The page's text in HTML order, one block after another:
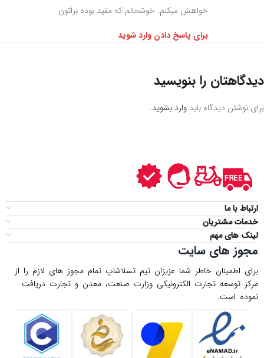
خواهش میکنم. خوشحالم که مفید بوده براتون
برای پاسخ دادن وارد شوید
دیدگاهتان را بنویسید
برای نوشتن دیدگاه باید وارد بشوید.
ارتباط با ما
خدمات مشتریان
لینک های مهم
مجوز های سایت
برای اطمینان خاطر شما عزیزان تیم تسلاشاپ تمام مجوز های لازم را از
مركز توسعه تجارت الكترونیكی وزارت صنعت، معدن و تجارت دریافت
نموده است.